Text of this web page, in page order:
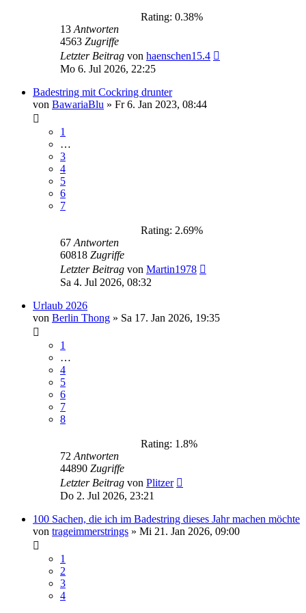
Rating: 0.38%
13 Antworten
4563 Zugriffe
Letzter Beitrag von haenschen15.4
Mo 6. Jul 2026, 22:25
Badestring mit Cockring drunter
von BawariaBlu » Fr 6. Jan 2023, 08:44
1
…
3
4
5
6
7
Rating: 2.69%
67 Antworten
60818 Zugriffe
Letzter Beitrag von Martin1978
Sa 4. Jul 2026, 08:32
Urlaub 2026
von Berlin Thong » Sa 17. Jan 2026, 19:35
1
…
4
5
6
7
8
Rating: 1.8%
72 Antworten
44890 Zugriffe
Letzter Beitrag von Plitzer
Do 2. Jul 2026, 23:21
100 Sachen, die ich im Badestring dieses Jahr machen möchte
von trageimmerstrings » Mi 21. Jan 2026, 09:00
1
2
3
4